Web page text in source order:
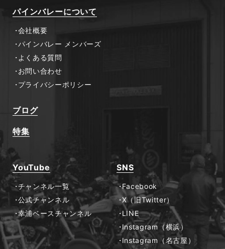
パインバレーについて
会社概要
パインバレー メンバーズ
よくある質問
お問い合わせ
プライバシーポリシー
ブログ
特集
YouTube
チャンネル一覧
公式チャンネル
幸浦ベースチャンネル
SNS
Facebook
X（旧Twitter）
LINE
Instagram（横浜）
Instagram（名古屋）